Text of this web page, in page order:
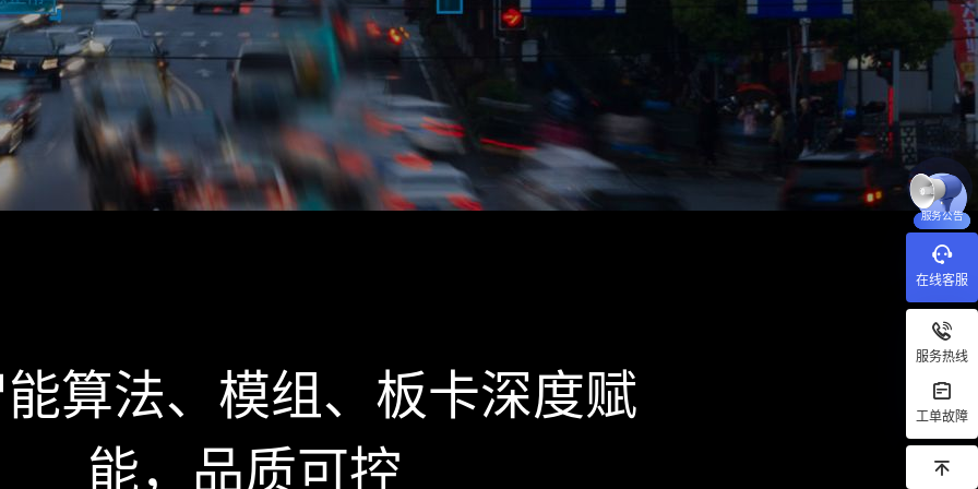
算法、模组、板卡深度赋
能，品质可控
服务公告
在线客服
服务热线
工单故障